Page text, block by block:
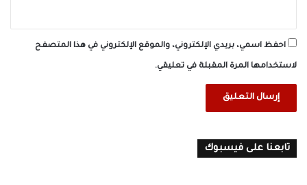
احفظ اسمي، بريدي الإلكتروني، والموقع الإلكتروني في هذا المتصفح
لاستخدامها المرة المقبلة في تعليقي.
تابعنا على فيسبوك